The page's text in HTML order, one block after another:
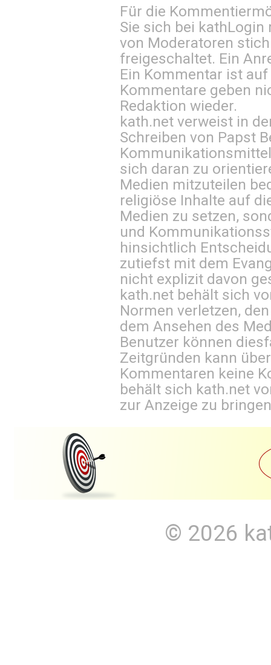
Für die
Sie sich bei kathLogin
von Moderatoren
freigeschaltet. Ein
Ein Kommentar ist
Kommentare geben
Redaktion wieder.
kath.net verweist in
Schreiben von Papst
sich daran zu
Medien mitzuteilen
religiöse Inhalte auf
Medien zu setzen,
und
hinsichtlich
zutiefst mit dem
nicht explizit davon
kath.net behält sich
Normen verletzen,
dem Ansehen des
Benutzer können
Zeitgründen kann
Kommentaren keine
behält sich kath.net
zur Anzeige zu
© 2026